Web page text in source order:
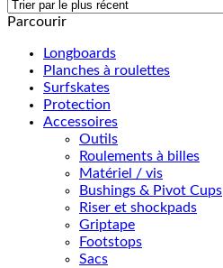
Parcourir
Longboards
Planches à roulettes
Surfskates
Protection
Accessoires
Outils
Roulements à billes
Matériel / vis
Bushings & Pivot Cups
Riser et shockpads
Griptape
Footstops
Sacs